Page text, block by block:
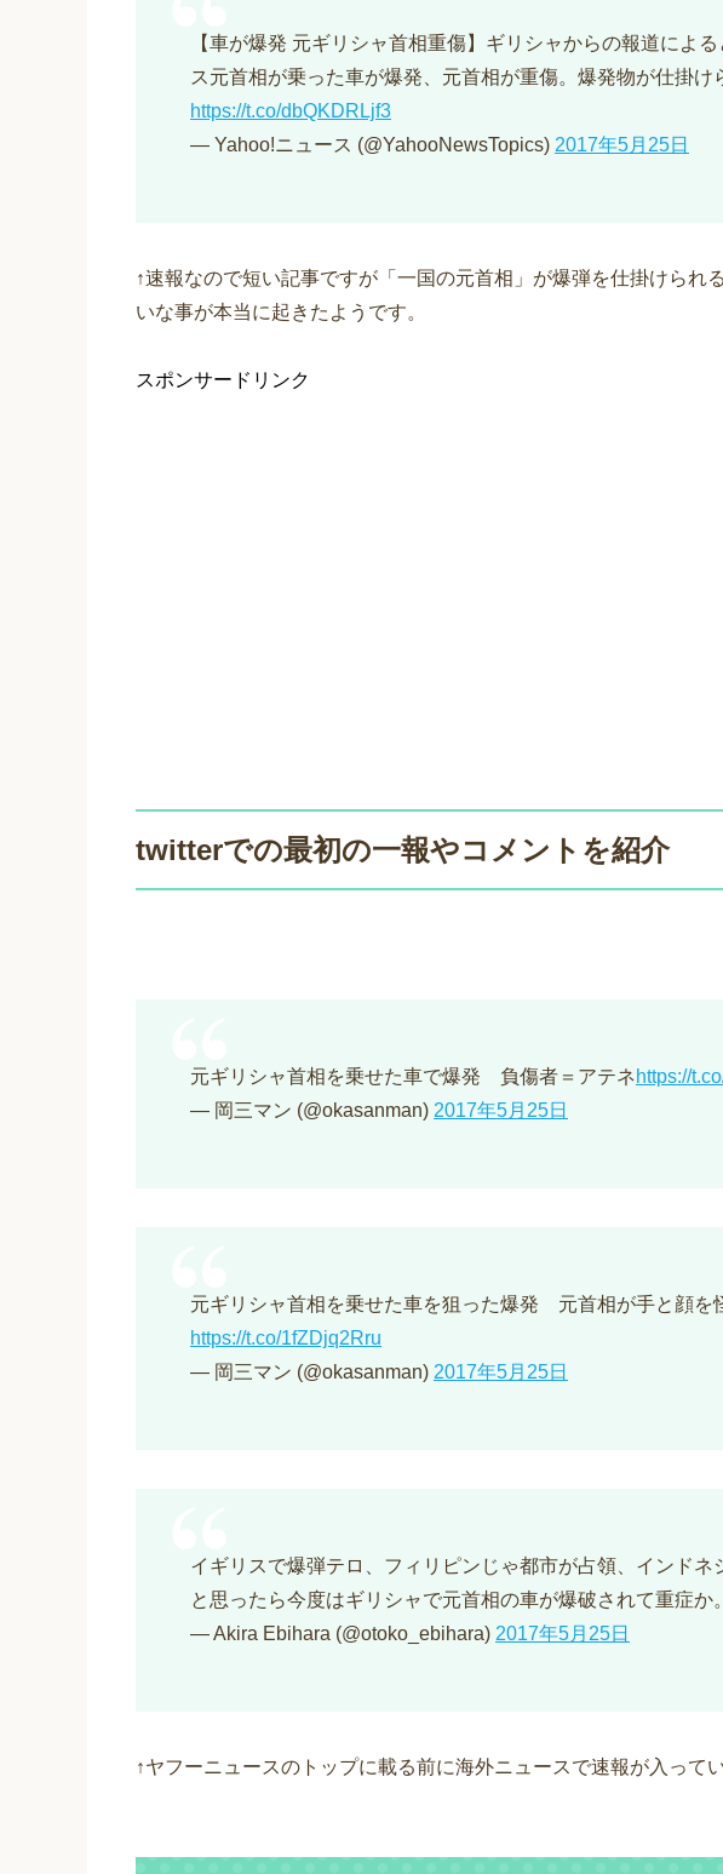
【車が爆発 元ギリシャ首相重傷】ギリシャからの報道によ
ス元首相が乗った車が爆発、元首相が重傷。爆発物が仕掛け
https://t.co/dbQKDRLjf3
— Yahoo!ニュース (@YahooNewsTopics) 2017年5月25日
↑速報なので短い記事ですが「一国の元首相」が爆弾を仕掛けられ
いな事が本当に起きたようです。
スポンサードリンク
twitterでの最初の一報やコメントを紹介
元ギリシャ首相を乗せた車で爆発 負傷者＝アテネhttps://
— 岡三マン (@okasanman) 2017年5月25日
元ギリシャ首相を乗せた車を狙った爆発 元首相が手と顔を
https://t.co/1fZDjq2Rru
— 岡三マン (@okasanman) 2017年5月25日
イギリスで爆弾テロ、フィリピンじゃ都市が占領、インドネ
と思ったら今度はギリシャで元首相の車が爆破されて重症か
— Akira Ebihara (@otoko_ebihara) 2017年5月25日
↑ヤフーニュースのトップに載る前に海外ニュースで速報が入って